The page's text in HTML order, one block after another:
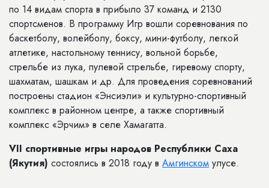
по 14 видам спорта в прибыло 37 команд и 2130
спортсменов. В программу Игр вошли соревнования по
баскетболу, волейболу, боксу, мини-футболу, легкой
атлетике, настольному теннису, вольной борьбе,
стрельбе из лука, пулевой стрельбе, гиревому спорту,
шахматам, шашкам и др. Для проведения соревнований
построены стадион «Энсиэли» и культурно-спортивный
комплекс в районном центре, а также спортивный
комплекс «Эрчим» в селе Хамагатта.
VII спортивные игры народов Республики Саха
(Якутия) состоялись в 2018 году в Амгинском улусе.